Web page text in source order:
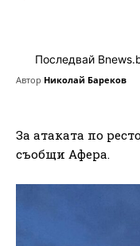
Последвай
Автор Николай Бареков
За атаката по
съобщи Афера.